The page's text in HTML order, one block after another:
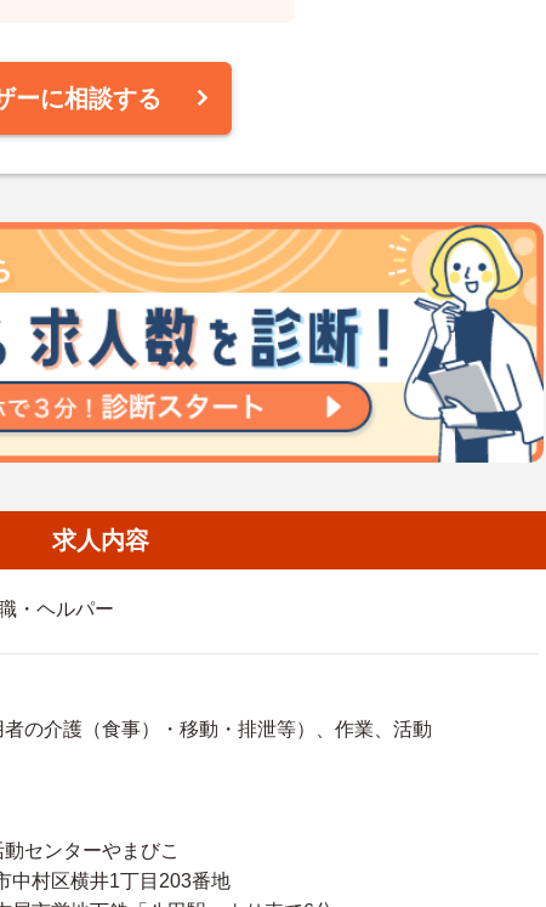
ーに相談する
求人内容
・ヘルパー
の介護（食事）・移動・排泄等）、作業、活動
センターやまびこ
中村区横井1丁目203番地